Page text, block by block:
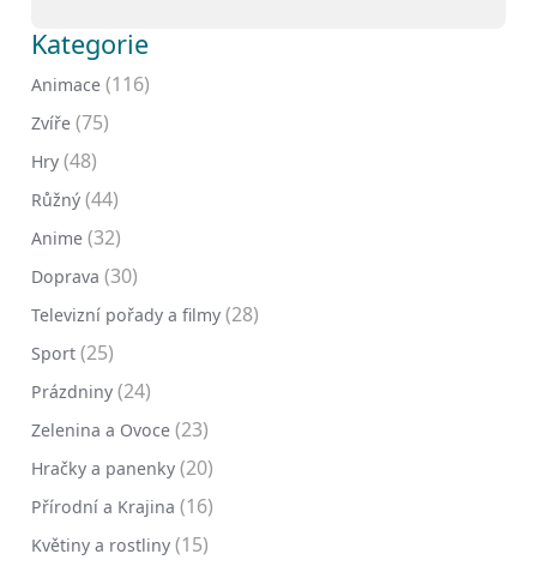
Kategorie
Animace (116)
Zvíře (75)
Hry (48)
Růžný (44)
Anime (32)
Doprava (30)
Televizní pořady a filmy (28)
Sport (25)
Prázdniny (24)
Zelenina a Ovoce (23)
Hračky a panenky (20)
Přírodní a Krajina (16)
Květiny a rostliny (15)